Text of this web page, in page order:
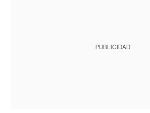
PUBLICIDAD